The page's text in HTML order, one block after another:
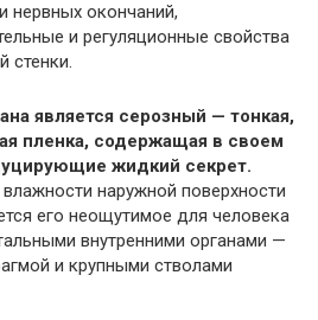
нервных окончаний,
и регуляционные свойства
стенки.
является серозный — тонкая,
пленка, содержащая в своем
жидкий секрет.
наружной поверхности
его неощутимое для человека
внутренними органами —
и крупными стволами